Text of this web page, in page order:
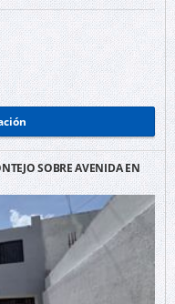
SOBRE AVENIDA EN